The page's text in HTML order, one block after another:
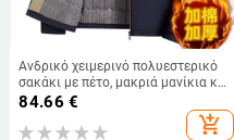
Ανδρικό χειμερινό πολυεστερικό
σακάκι με πέτο, μακριά μανίκια και
φερμουάρ εμπρός
84.66 €
add_shopping_cart